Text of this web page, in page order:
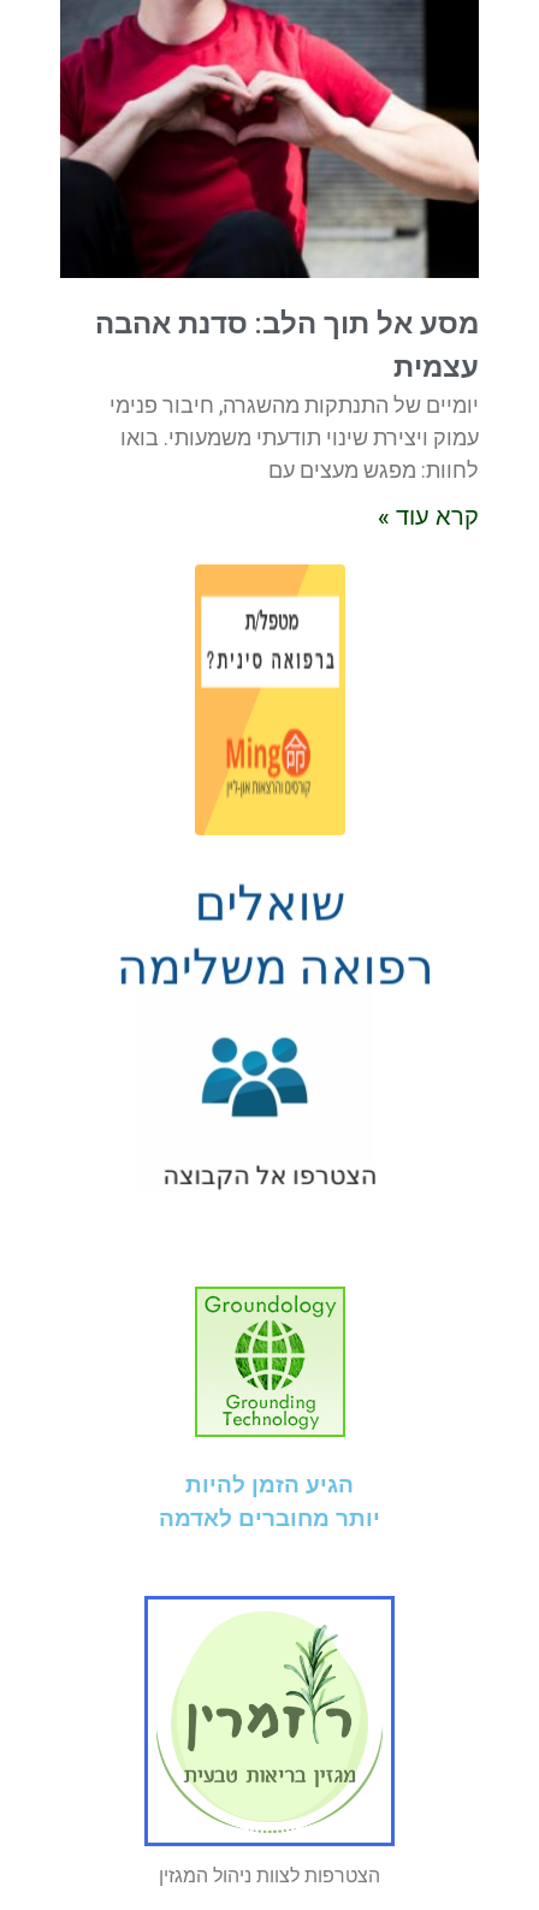
מסע אל תוך הלב: סדנת אהבה
עצמית
יומיים של התנתקות מהשגרה, חיבור פנימי
עמוק ויצירת שינוי תודעתי משמעותי. בואו
לחוות: מפגש מעצים עם
קרא עוד »
הגיע הזמן להיות
יותר מחוברים לאדמה
הצטרפות לצוות ניהול המגזין